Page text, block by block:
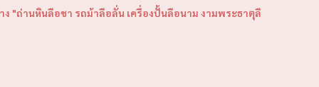
ชา รถม้าลือลั่น เครื่องปั้นลือนาม งามพระธาตุลือไกล ฝึกช้างใช้ลือโล